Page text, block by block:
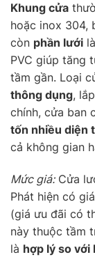
Khung cửa
hoặc inox 304,
còn phần lưới
PVC giúp tăng
tầm gần. Loại
thông dụng,
chính, cửa ban
tốn nhiều diện
cả không gian
Mức giá:Cửa
Phát hiện có
(giá ưu đãi có
này thuộc tầm
là hợp lý so với